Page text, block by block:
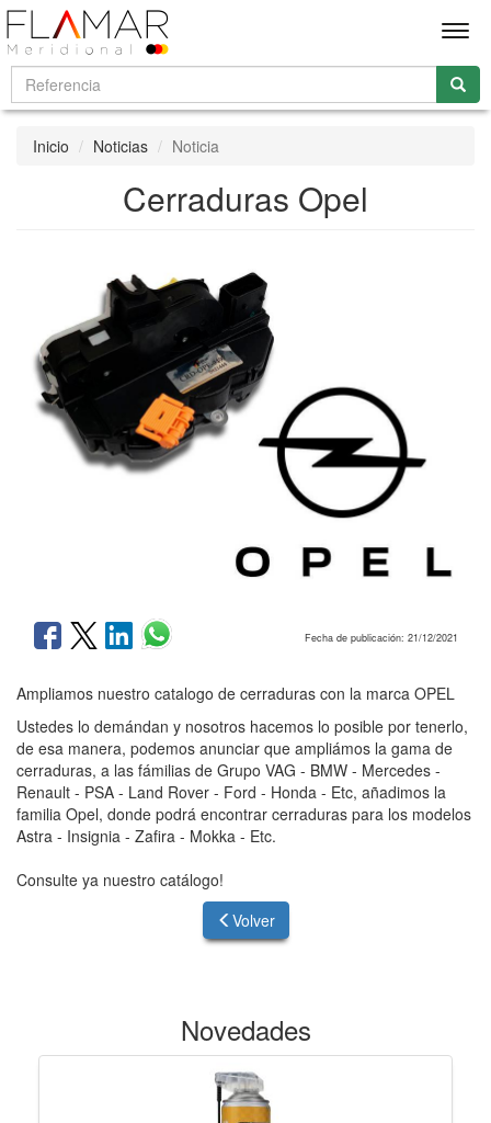
Inicio Noticias Noticia
Cerraduras Opel
Fecha de publicación: 21/12/2021
Ampliamos nuestro catalogo de cerraduras con la marca OPEL
Ustedes lo demándan y nosotros hacemos lo posible por tenerlo,
de esa manera, podemos anunciar que ampliámos la gama de
cerraduras, a las fámilias de Grupo VAG - BMW - Mercedes -
Renault - PSA - Land Rover - Ford - Honda - Etc, añadimos la
familia Opel, donde podrá encontrar cerraduras para los modelos
Astra - Insignia - Zafira - Mokka - Etc.
Consulte ya nuestro catálogo!
Volver
Novedades